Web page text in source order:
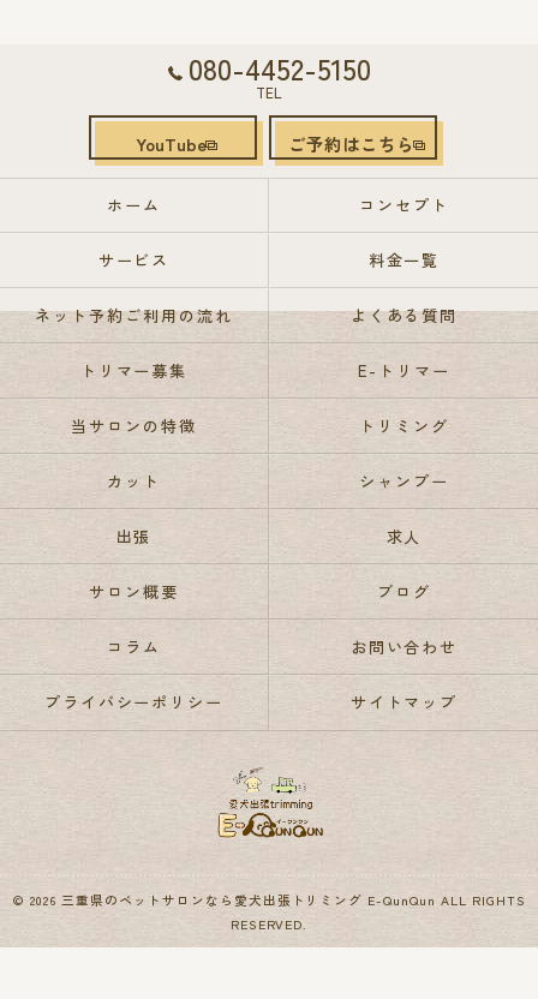
080-4452-5150
TEL
YouTube ご予約はこちら
ホーム コンセプト
サービス 料金一覧
ネット予約ご利用の流れ よくある質問
トリマー募集 E-トリマー
当サロンの特徴 トリミング
カット シャンプー
出張 求人
サロン概要 ブログ
コラム お問い合わせ
プライバシーポリシー サイトマップ
© 2026 三重県のペットサロンなら愛犬出張トリミング E-QunQun ALL RIGHTS
RESERVED.